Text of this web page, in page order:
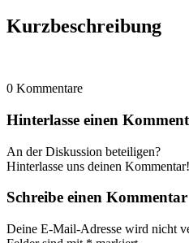
Kurzbeschreibung
0 Kommentare
Hinterlasse einen
An der Diskussion beteiligen?
Hinterlasse uns deinen Kommentar!
Schreibe einen Kommentar
Deine E-Mail-Adresse wird nicht